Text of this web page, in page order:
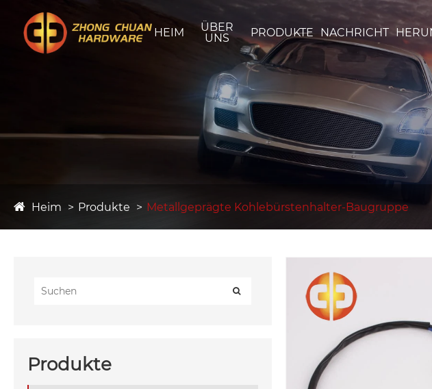
HEIM
ÜBER
UNS
PRODUKTE NACHRICHT
Heim Produkte Metallgeprägte Kohlebürstenhalter-Baugruppe
Produkte